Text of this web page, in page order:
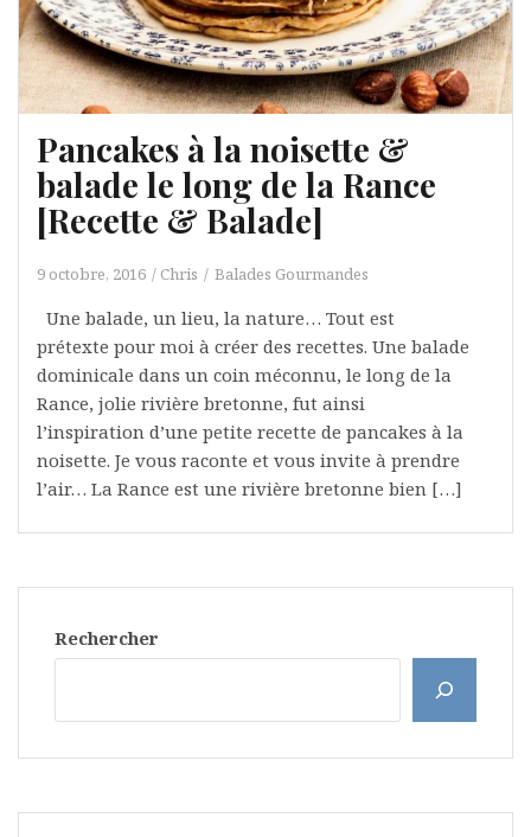
Pancakes à la noisette &
balade le long de la Rance
[Recette & Balade]
9 octobre, 2016 Chris Balades Gourmandes
Une balade, un lieu, la nature… Tout est
prétexte pour moi à créer des recettes. Une balade
dominicale dans un coin méconnu, le long de la
Rance, jolie rivière bretonne, fut ainsi
l’inspiration d’une petite recette de pancakes à la
noisette. Je vous raconte et vous invite à prendre
l’air… La Rance est une rivière bretonne bien […]
Rechercher